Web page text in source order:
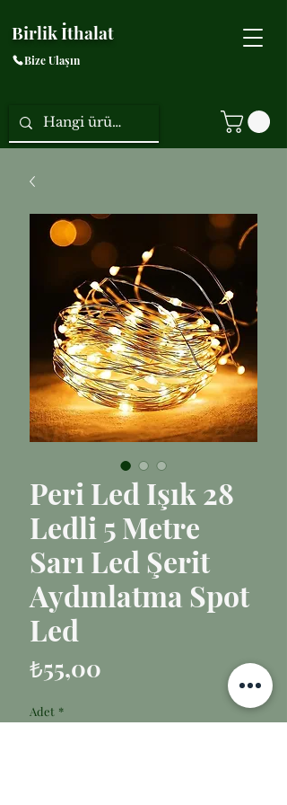
Birlik İthalat
Bize Ulaşın
Peri Led Işık 28
Ledli 5 Metre
Sarı Led Şerit
Aydınlatma Spot
Led
₺55,00
Adet *